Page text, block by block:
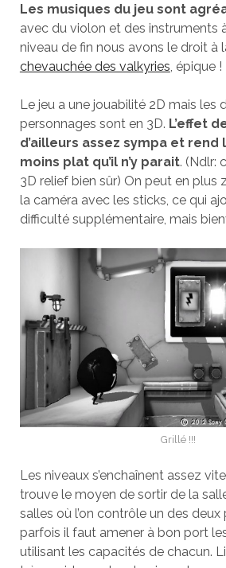
Les musiques du jeu sont
avec du violon et des instruments
niveau de fin nous avons le droit à
chevauchée des valkyries , épique !
Le jeu a une jouabilité 2D mais les
personnages sont en 3D. L’effet
d’ailleurs assez sympa et rend
moins plat qu’il n’y parait. (Ndlr:
3D relief bien sûr) On peut en plus
la caméra avec les sticks, ce qui
difficulté supplémentaire, mais
Grillé !!!
Les niveaux s’enchaînent assez
trouve le moyen de sortir de la
salles où l’on contrôle un des
parfois il faut amener à bon port
utilisant les capacités de chacun.